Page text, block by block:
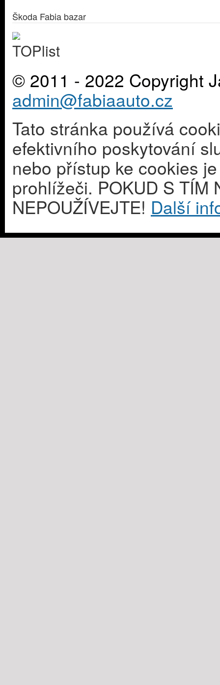
Škoda Fabia bazar
© 2011 - 2022 Copyright
admin@fabiaauto.cz
Tato stránka používá
efektivního poskytování
nebo přístup ke cookies
prohlížeči. POKUD S TÍM
NEPOUŽÍVEJTE! Další